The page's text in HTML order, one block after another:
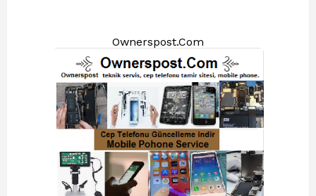
Ownerspost.Com